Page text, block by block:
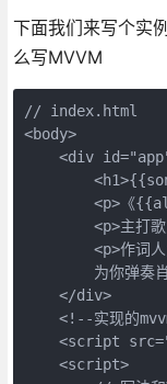
下面我们来写个实
么写MVVM
// index.html
<body>
<div
<p>《
<p>主打
<p>作词
为你弹奏
    </div>
<!--实现的
<script
    <script>